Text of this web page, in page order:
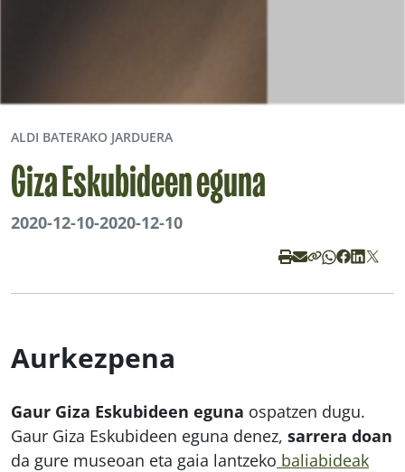
ALDI BATERAKO JARDUERA
Giza Eskubideen eguna
2020-12-10-2020-12-10
Aurkezpena
Gaur Giza Eskubideen eguna ospatzen dugu.
Gaur Giza Eskubideen eguna denez, sarrera doan
da gure museoan eta gaia lantzeko baliabideak